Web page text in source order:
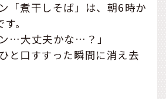
「煮干しそば」は、朝6時か
。
…大丈夫かな…？」
と口すすった瞬間に消え去